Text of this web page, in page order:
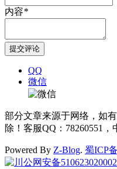
内容*
QQ
微信
部分文章来源于网络，如
除！客服QQ：78260551
Powered By Z-Blog. 蜀ICP